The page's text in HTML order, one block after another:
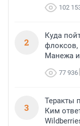
102
2
Куда
флоксов,
Манежа
77 936
3
Теракты
Ким